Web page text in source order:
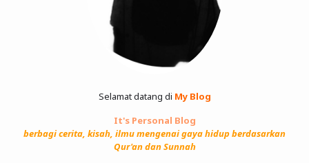
Selamat datang di My Blog
It's Personal Blog
berbagi cerita, kisah, ilmu mengenai gaya hidup berdasarkan
Qur'an dan Sunnah